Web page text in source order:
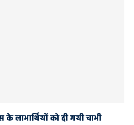
लाभार्थियों को दी गयी चाभी